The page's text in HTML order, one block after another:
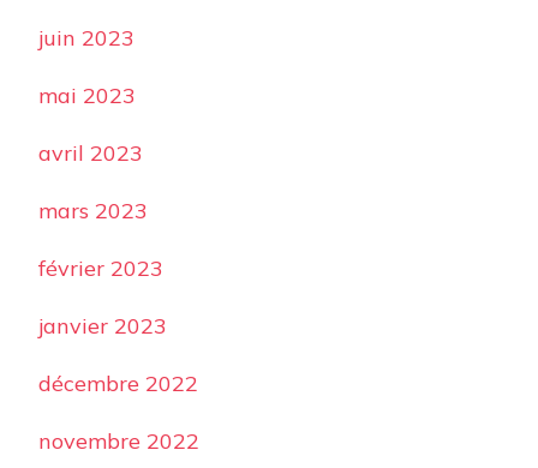
juin 2023
mai 2023
avril 2023
mars 2023
février 2023
janvier 2023
décembre 2022
novembre 2022